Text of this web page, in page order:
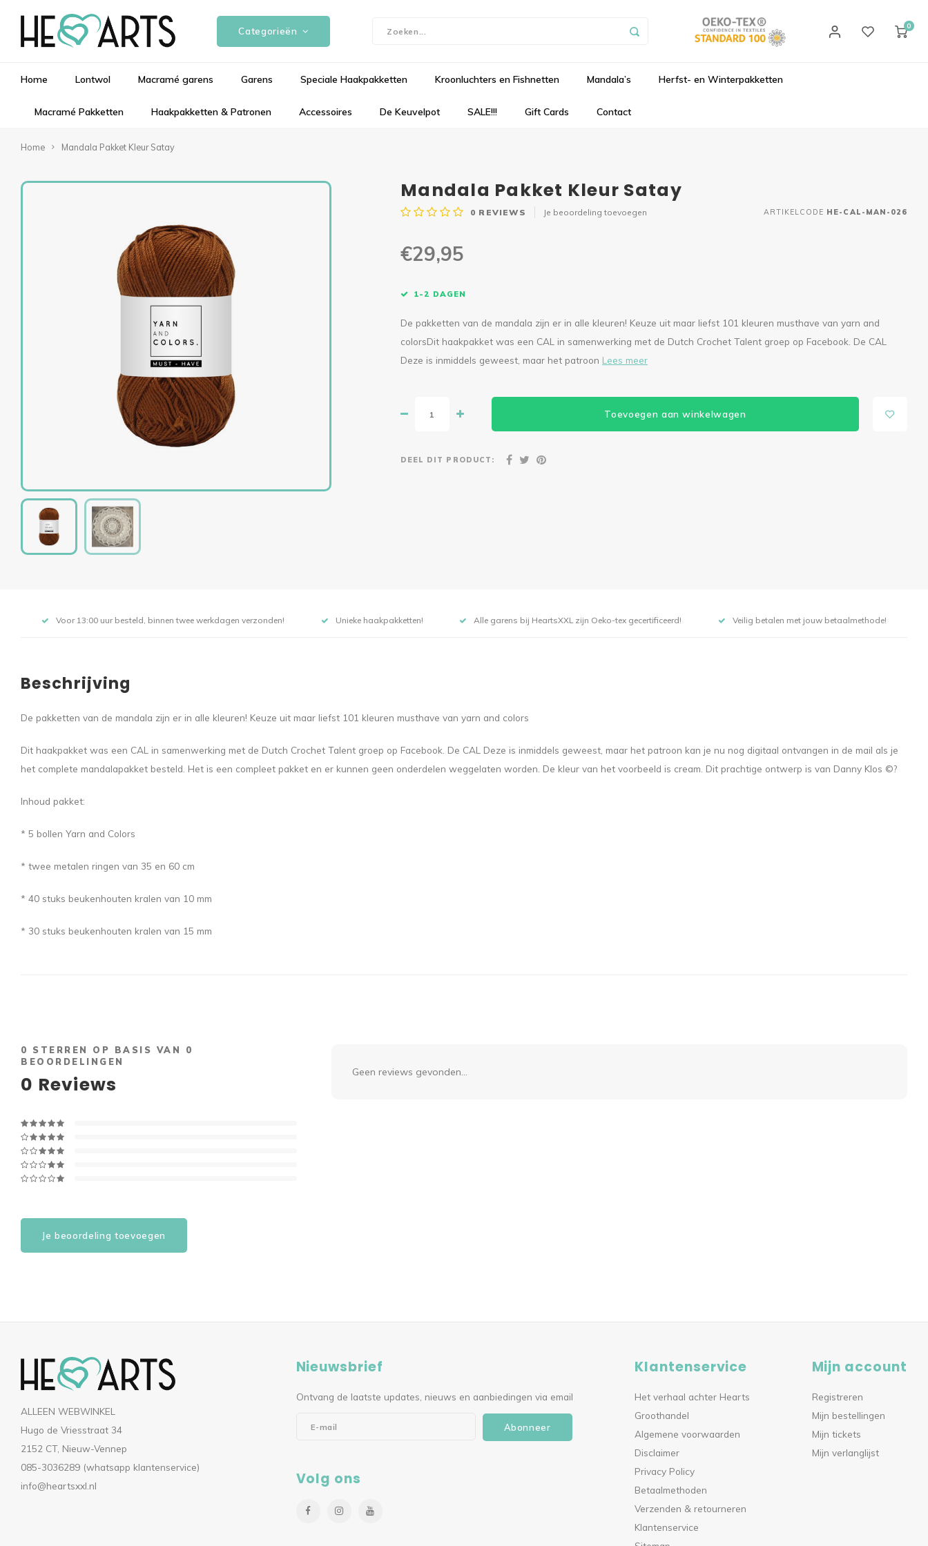
Categorieën 0
Home Lontwol Macramé garens Garens Speciale Haakpakketten Kroonluchters en Fishnetten Mandala’s Herfst- en Winterpakketten
Macramé Pakketten Haakpakketten & Patronen Accessoires De Keuvelpot SALE!!! Gift Cards Contact
Home Mandala Pakket Kleur Satay
Mandala Pakket Kleur Satay
0 REVIEWS Je beoordeling toevoegen ARTIKELCODE HE-CAL-MAN-026
€29,95
1-2 DAGEN
De pakketten van de mandala zijn er in alle kleuren! Keuze uit maar liefst 101 kleuren musthave van yarn and
colorsDit haakpakket was een CAL in samenwerking met de Dutch Crochet Talent groep op Facebook. De CAL
Deze is inmiddels geweest, maar het patroon Lees meer
Toevoegen aan winkelwagen
DEEL DIT PRODUCT:
Voor 13:00 uur besteld, binnen twee werkdagen verzonden! Unieke haakpakketten! Alle garens bij HeartsXXL zijn Oeko-tex gecertificeerd! Veilig betalen met jouw betaalmethode!
Beschrijving
De pakketten van de mandala zijn er in alle kleuren! Keuze uit maar liefst 101 kleuren musthave van yarn and colors
Dit haakpakket was een CAL in samenwerking met de Dutch Crochet Talent groep op Facebook. De CAL Deze is inmiddels geweest, maar het patroon kan je nu nog digitaal ontvangen in de mail als je
het complete mandalapakket besteld. Het is een compleet pakket en er kunnen geen onderdelen weggelaten worden. De kleur van het voorbeeld is cream. Dit prachtige ontwerp is van Danny Klos ©?
Inhoud pakket:
* 5 bollen Yarn and Colors
* twee metalen ringen van 35 en 60 cm
* 40 stuks beukenhouten kralen van 10 mm
* 30 stuks beukenhouten kralen van 15 mm
0 STERREN OP BASIS VAN 0
BEOORDELINGEN
0 Reviews
Je beoordeling toevoegen
Geen reviews gevonden...
ALLEEN WEBWINKEL
Hugo de Vriesstraat 34
2152 CT, Nieuw-Vennep
085-3036289 (whatsapp klantenservice)
info@heartsxxl.nl
Nieuwsbrief
Ontvang de laatste updates, nieuws en aanbiedingen via email
Abonneer
Volg ons
Klantenservice
Het verhaal achter Hearts
Groothandel
Algemene voorwaarden
Disclaimer
Privacy Policy
Betaalmethoden
Verzenden & retourneren
Klantenservice
Mijn account
Registreren
Mijn bestellingen
Mijn tickets
Mijn verlanglijst